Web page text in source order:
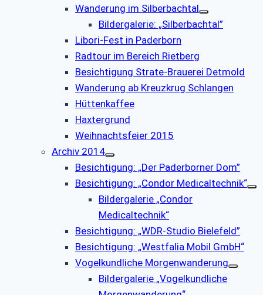
Wanderung im Silberbachtal
Bildergalerie: „Silberbachtal”
Libori-Fest in Paderborn
Radtour im Bereich Rietberg
Besichtigung Strate-Brauerei Detmold
Wanderung ab Kreuzkrug Schlangen
Hüttenkaffee
Haxtergrund
Weihnachtsfeier 2015
Archiv 2014
Besichtigung: „Der Paderborner Dom”
Besichtigung: „Condor Medicaltechnik“
Bildergalerie „Condor
Medicaltechnik“
Besichtigung: „WDR-Studio Bielefeld”
Besichtigung: „Westfalia Mobil GmbH“
Vogelkundliche Morgenwanderung
Bildergalerie „Vogelkundliche